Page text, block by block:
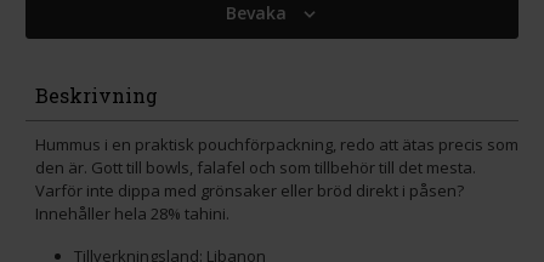
Bevaka
Beskrivning
Hummus i en praktisk pouchförpackning, redo att ätas precis som
den är. Gott till bowls, falafel och som tillbehör till det mesta.
Varför inte dippa med grönsaker eller bröd direkt i påsen?
Innehåller hela 28% tahini.
Tillverkningsland: Libanon